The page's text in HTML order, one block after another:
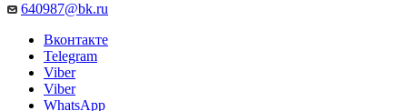
640987@bk.ru
Вконтакте
Telegram
Viber
Viber
WhatsApp